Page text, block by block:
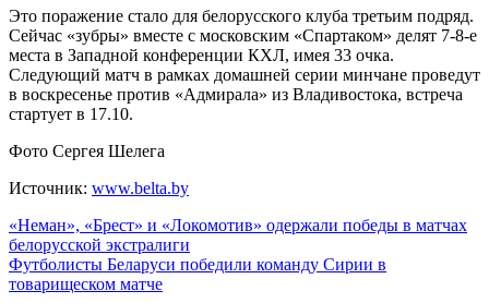
Это поражение стало для белорусского клуба третьим подряд.
Сейчас «зубры» вместе с московским «Спартаком» делят 7-8-е
места в Западной конференции КХЛ, имея 33 очка.
Следующий матч в рамках домашней серии минчане проведут
в воскресенье против «Адмирала» из Владивостока, встреча
стартует в 17.10.
Фото Сергея Шелега
Источник: www.belta.by
Навигация
по
записям
«Неман», «Брест» и «Локомотив» одержали победы в матчах
белорусской экстралиги
Футболисты Беларуси победили команду Сирии в
товарищеском матче